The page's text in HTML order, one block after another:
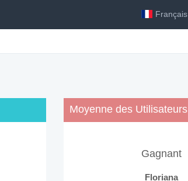
Français
Moyenne des Utilisateurs
Gagnant
Floriana